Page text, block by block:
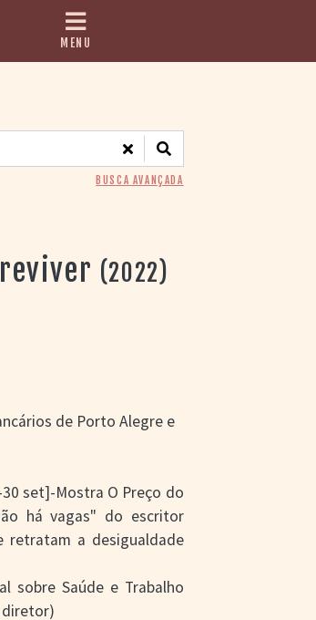
MENU
BUSCA AVANÇADA
(2022)
de Porto Alegre e
30 set]-Mostra O Preço do
há vagas" do escritor
retratam a desigualdade
sobre Saúde e Trabalho
diretor)